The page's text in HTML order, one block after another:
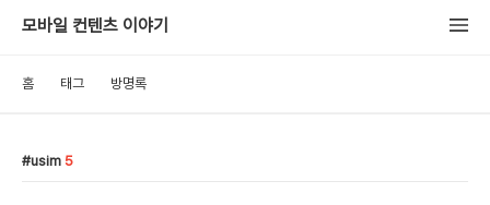
모바일 컨텐츠 이야기
홈 태그 방명록
usim 5